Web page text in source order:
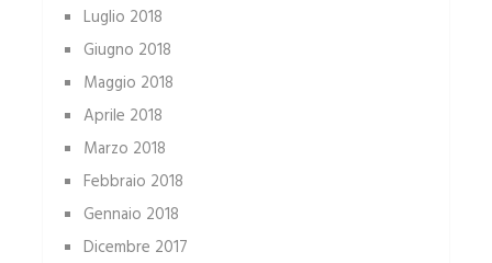
Luglio 2018
Giugno 2018
Maggio 2018
Aprile 2018
Marzo 2018
Febbraio 2018
Gennaio 2018
Dicembre 2017